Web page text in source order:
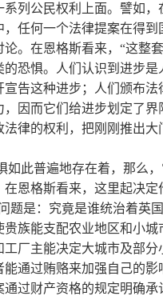
系列公民权利上面。譬如，
，任何一个法律提案在得到
论。在恩格斯看来，“这整
恐惧。人们认识到进步是
宣告这种进步；人们颁布法
因而它们给进步划定了界
律的权利，把刚刚推出大
如此普遍地存在着，那么
在恩格斯看来，这里起决定
题是：究竟是谁统治着英
贵族能支配农业地区和小城
厂主能决定大城市及部分
能通过贿赂来加强自己的影
通过财产资格的规定明确承